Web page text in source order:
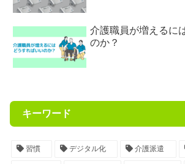
介護職員が増えるに
のか？
キーワード
習慣 デジタル化 介護派遣